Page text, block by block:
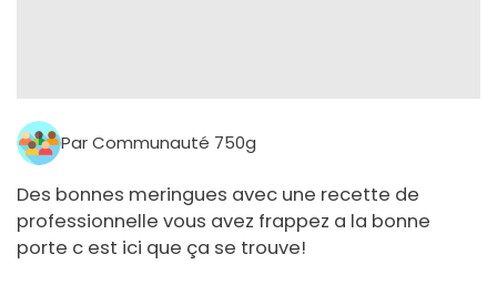
Par Communauté 750g
Des bonnes meringues avec une recette de
professionnelle vous avez frappez a la bonne
porte c est ici que ça se trouve!